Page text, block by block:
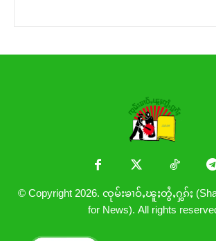
© Copyright 2026. ၸုမ်းၶၢဝ်ႇၽူႈတွႆႇႁွၵ်ႈ
for News). All rights